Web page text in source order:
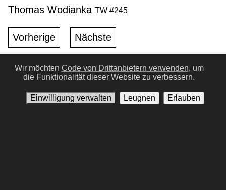
Thomas Wodianka TW #245
Vorherige Nächste
Nutzungsbedingungen
Datenschutz-Bestimmungen
Kontaktiere uns
Einwilligung verwalten
Wir möchten Code von Drittanbietern verwenden, um
die Funktionalität dieser Website zu verbessern.
Einwilligung verwalten Leugnen Erlauben